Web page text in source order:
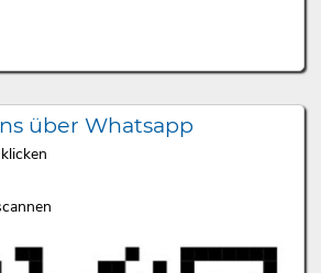
über Whatsapp